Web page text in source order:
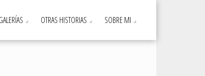
OTRAS HISTORIAS SOBRE MI